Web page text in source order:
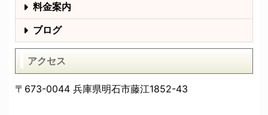
料金案内
ブログ
アクセス
〒673-0044 兵庫県明石市藤江1852-43